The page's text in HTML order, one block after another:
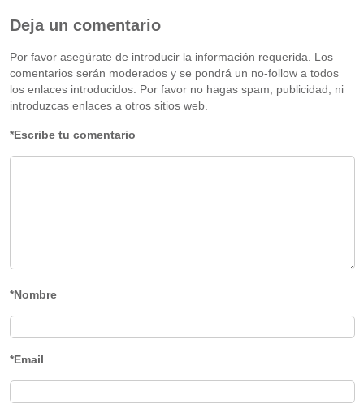
Deja un comentario
Por favor asegúrate de introducir la información requerida. Los
comentarios serán moderados y se pondrá un no-follow a todos
los enlaces introducidos. Por favor no hagas spam, publicidad, ni
introduzcas enlaces a otros sitios web.
*Escribe tu comentario
*Nombre
*Email